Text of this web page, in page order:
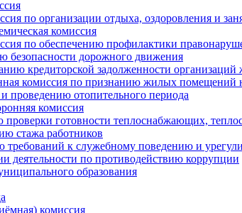
по организации отдыха, оздоровления и
комиссия
по обеспечению профилактики
безопасности дорожного движения
кредиторской задолженности
комиссия по признанию жилых
проведению отопительного периода
комиссия
готовности теплоснабжающих,
стажа работников
требований к служебному поведению и
деятельности по противодействию коррупции
образования
комиссия